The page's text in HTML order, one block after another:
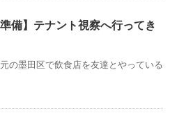
準備】テナント視察へ行ってき
の墨田区で飲食店を友達とやっている